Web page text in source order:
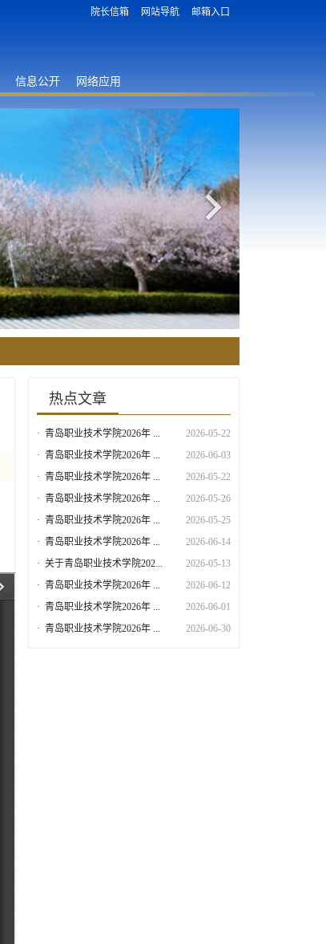
院长信箱 网站导航 邮箱入口
信息公开 网络应用
热点文章
· 青岛职业技术学院2026年 ...
2026-05-22
· 青岛职业技术学院2026年 ...
2026-06-03
· 青岛职业技术学院2026年 ...
2026-05-22
· 青岛职业技术学院2026年 ...
2026-05-26
· 青岛职业技术学院2026年 ...
2026-05-25
· 青岛职业技术学院2026年 ...
2026-06-14
· 关于青岛职业技术学院202...
2026-05-13
· 青岛职业技术学院2026年 ...
2026-06-12
· 青岛职业技术学院2026年 ...
2026-06-01
· 青岛职业技术学院2026年 ... 2026-06-30